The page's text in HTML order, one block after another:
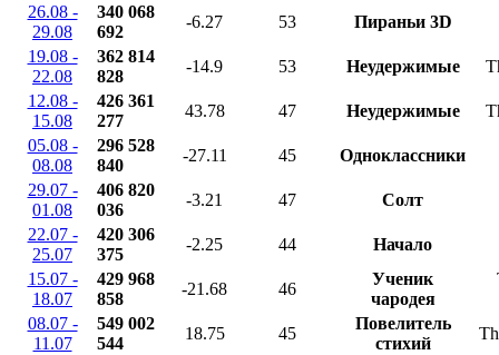
26.08 -
29.08
340 068
692
-6.27 53
Пираньи 3D
19.08 -
22.08
362 814
828
-14.9 53 Неудержимые
12.08 -
15.08
426 361
277
43.78 47 Неудержимые
05.08 -
08.08
296 528
840
-27.11 45
Одноклассники
29.07 -
01.08
406 820
036
-3.21 47
Солт
22.07 -
25.07
420 306
375
-2.25 44
Начало
15.07 -
18.07
429 968
858
-21.68 46
Ученик
чародея
08.07 -
11.07
549 002
544
18.75 45
Повелитель
стихий